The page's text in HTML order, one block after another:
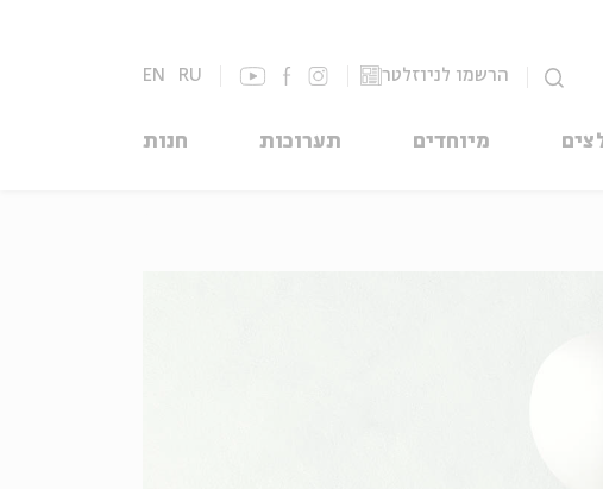
הרשמו לניוזלטר EN RU
מיוחדים תערוכות חנות